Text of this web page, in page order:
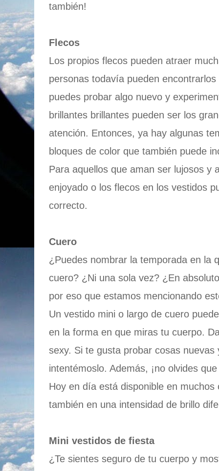
también!
Flecos
Los propios flecos pueden atraer
personas todavía pueden
puedes probar algo nuevo y
brillantes brillantes pueden ser los
atención. Entonces, ya hay algunas
bloques de color que también puede
Para aquellos que aman ser lujosos y
enjoyado o los flecos en los vestidos
correcto.
Cuero
¿Puedes nombrar la temporada en la
cuero? ¿Ni una sola vez? ¿En
por eso que estamos mencionando
Un vestido mini o largo de cuero
en la forma en que miras tu cuerpo.
sexy. Si te gusta probar cosas nuevas
intentémoslo. Además, ¡no olvides
Hoy en día está disponible en muchos
también en una intensidad de brillo
Mini vestidos de fiesta
¿Te sientes seguro de tu cuerpo y